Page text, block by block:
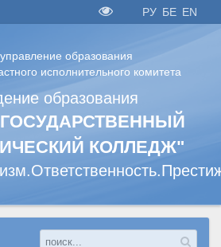
РУ БЕ EN
образования
исполнительного комитета
образования
КОЛЛЕДЖ"